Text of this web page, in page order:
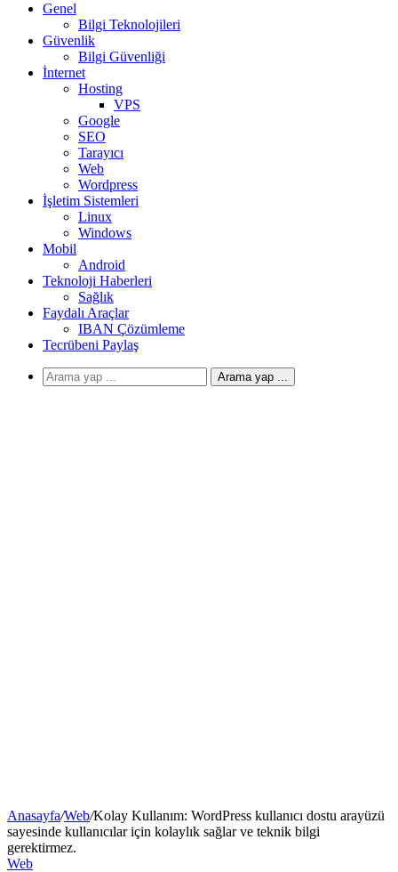
Genel
Bilgi Teknolojileri
Güvenlik
Bilgi Güvenliği
İnternet
Hosting
VPS
Google
SEO
Tarayıcı
Web
Wordpress
İşletim Sistemleri
Linux
Windows
Mobil
Android
Teknoloji Haberleri
Sağlık
Faydalı Araçlar
IBAN Çözümleme
Tecrübeni Paylaş
Arama yap ...
Anasayfa/Web/Kolay Kullanım: WordPress kullanıcı dostu arayüzü
sayesinde kullanıcılar için kolaylık sağlar ve teknik bilgi
gerektirmez.
Web